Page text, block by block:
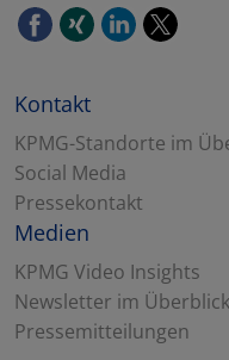
Kontakt
KPMG-Standorte im
Social Media
Pressekontakt
Medien
KPMG Video Insights
Newsletter im Überblick
Pressemitteilungen